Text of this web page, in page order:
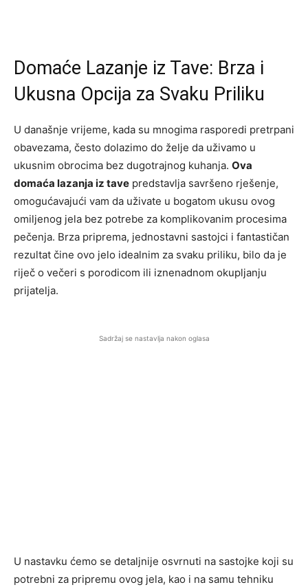
Domaće Lazanje iz Tave: Brza i
Ukusna Opcija za Svaku Priliku
U današnje vrijeme, kada su mnogima rasporedi pretrpani
obavezama, često dolazimo do želje da uživamo u
ukusnim obrocima bez dugotrajnog kuhanja. Ova
domaća lazanja iz tave predstavlja savršeno rješenje,
omogućavajući vam da uživate u bogatom ukusu ovog
omiljenog jela bez potrebe za komplikovanim procesima
pečenja. Brza priprema, jednostavni sastojci i fantastičan
rezultat čine ovo jelo idealnim za svaku priliku, bilo da je
riječ o večeri s porodicom ili iznenadnom okupljanju
prijatelja.
Sadržaj se nastavlja nakon oglasa
U nastavku ćemo se detaljnije osvrnuti na sastojke koji su
potrebni za pripremu ovog jela, kao i na samu tehniku